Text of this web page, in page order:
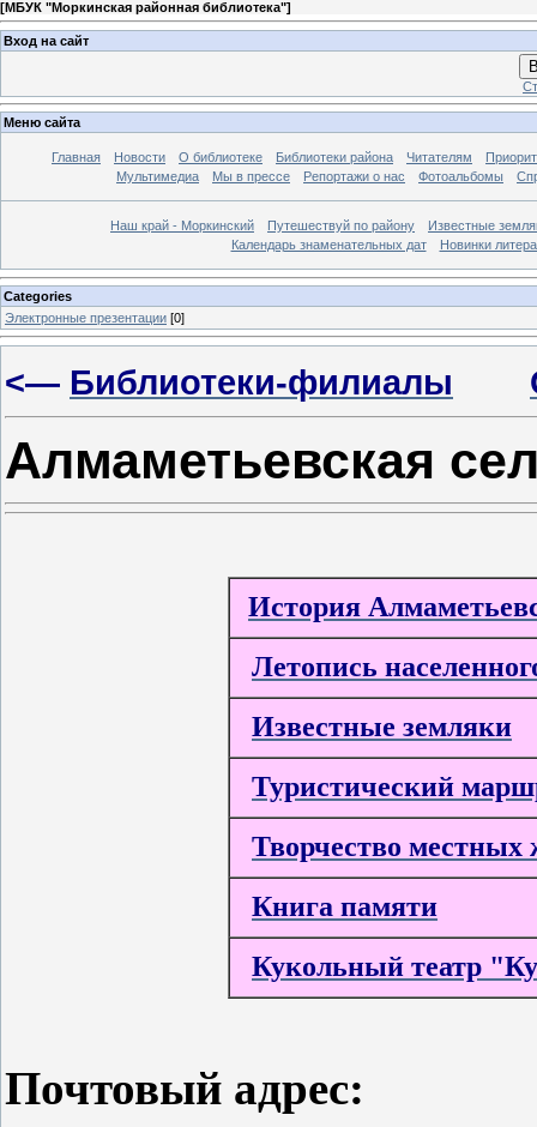
[МБУК "Моркинская районная библиотека"]
Вход на сайт
Меню сайта
Главная Новости О библиотеке Библиотеки района Читателям
Мультимедиа
Мы в прессе Репортажи о нас Фотоальбомы
Наш край - Моркинский Путешествуй по району
Известные
Календарь знаменательных дат
Новинки
Categories
Электронные презентации [0]
<— Библиотеки-филиалы
Алмаметьевская
История
Летопись
Известные земляки
Туристический
Творчество местных
Книга памяти
Кукольный театр
Почтовый адрес: